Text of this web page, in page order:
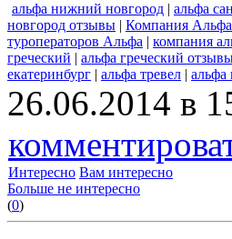
альфа нижний новгород | альфа
новгород отзывы | Компания Альфа
туроператоров Альфа | компания
греческий | альфа греческий
екатеринбург | альфа тревел | альфа
26.06.2014 в
Интересно Вам интересно
Больше не интересно
(0)